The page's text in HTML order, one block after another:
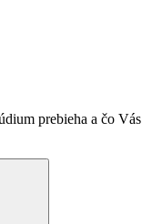
prebieha a čo Vás